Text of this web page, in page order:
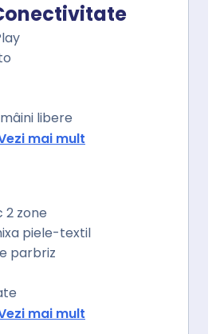
libere
mai mult
2 zone
piele-textil
parbriz
mai mult